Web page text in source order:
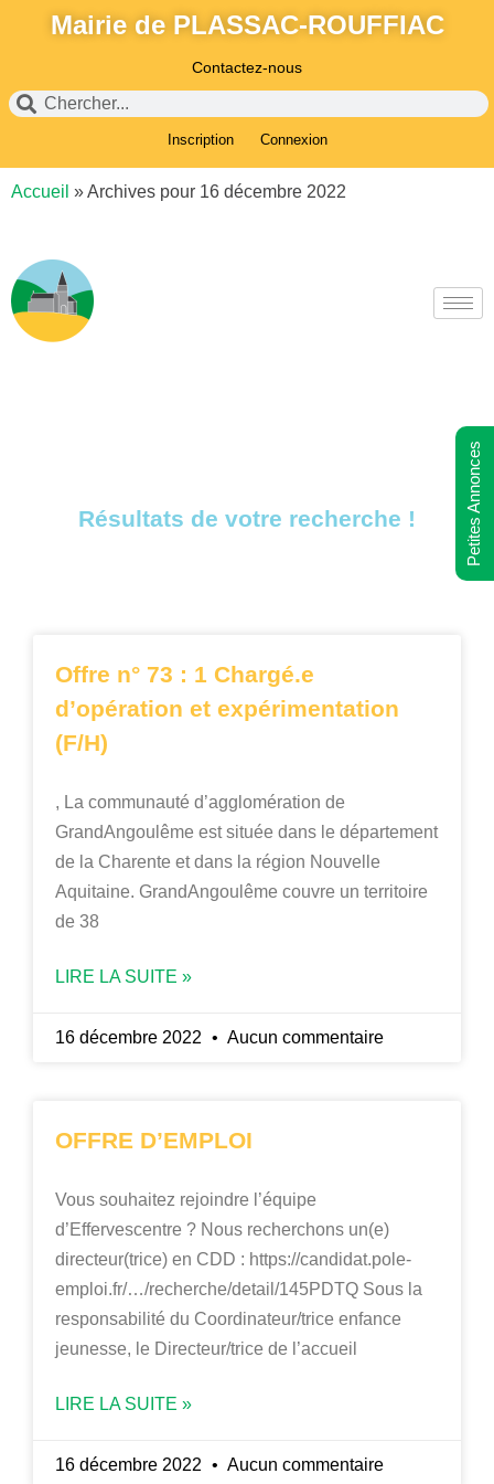
Mairie de PLASSAC-ROUFFIAC
Contactez-nous
Inscription Connexion
Accueil »Archives pour 16 décembre 2022
Résultats de votre recherche !
Offre n° 73 : 1 Chargé.e
d’opération et expérimentation
(F/H)
, La communauté d’agglomération de
GrandAngoulême est située dans le département
de la Charente et dans la région Nouvelle
Aquitaine. GrandAngoulême couvre un territoire
de 38
LIRE LA SUITE »
16 décembre 2022 Aucun commentaire
OFFRE D’EMPLOI
Vous souhaitez rejoindre l’équipe
d’Effervescentre ? Nous recherchons un(e)
directeur(trice) en CDD : https://candidat.pole-
emploi.fr/…/recherche/detail/145PDTQ Sous la
responsabilité du Coordinateur/trice enfance
jeunesse, le Directeur/trice de l’accueil
LIRE LA SUITE »
16 décembre 2022 Aucun commentaire
Petites Annonces